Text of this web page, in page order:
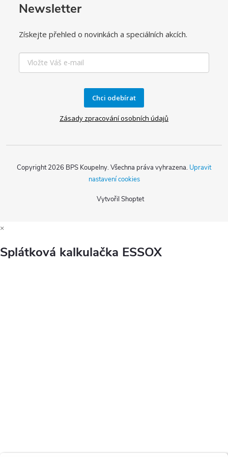
Newsletter
Získejte přehled o novinkách a speciálních akcích.
Chci odebírat
Zásady zpracování osobních údajů
Vytvořil Shoptet
Copyright 2026 BPS Koupelny. Všechna práva vyhrazena. Upravit
nastavení cookies
×
Splátková kalkulačka ESSOX